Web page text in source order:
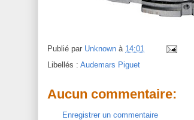
Publié par Unknown à 14:01
Libellés : Audemars Piguet
Aucun commentaire:
Enregistrer un commentaire